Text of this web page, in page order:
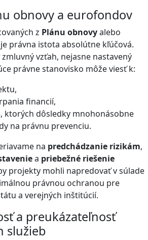
obnovy a eurofondov
z Plánu obnovyalebo
je právna istota absolútne kľúčová.
vzťah, nejasne nastavený
právne stanovisko môže viesť k:
financií,
ktorých dôsledky mnohonásobne
na právnu prevenciu.
na predchádzanie rizikám,
a priebežné riešenie
projekty mohli napredovať v súlade
právnou ochranou pre
a verejných inštitúcií.
a preukázateľnosť
služieb